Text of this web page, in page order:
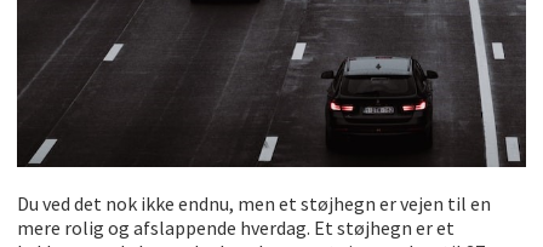
Du ved det nok ikke endnu, men et støjhegn er vejen til en
mere rolig og afslappende hverdag. Et støjhegn er et